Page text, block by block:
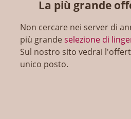
La più grande
Non cercare nei server di
più grandeselezione di
Sul nostro sito vedrai
unico posto.